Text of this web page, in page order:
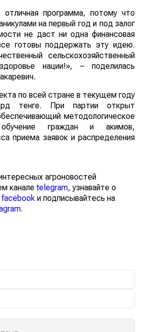
программа, потому что
на первый год и под залог
не даст ни одна финансовая
готовы поддержать эту идею.
сельскохозяйственный
нации!», – поделилась
по всей стране в текущем году
тенге. При партии открыт
методологическое
обучение граждан и акимов,
приема заявок и распределения
агроновостей
канале telegram, узнавайте о
facebook и подписывайтесь на
.